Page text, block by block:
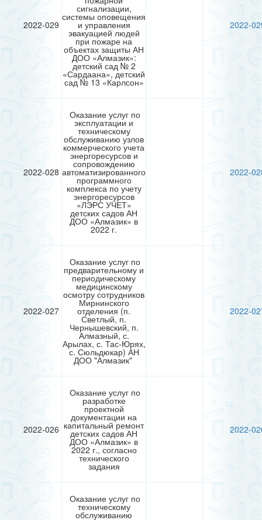
2022-029
сигнализации,
системы оповещения
и управления
эвакуацией людей
при пожаре на
объектах защиты АН
ДОО «Алмазик»:
детский сад № 2
«Сардаана», детский
сад № 13 «Карлсон»
2022-
2022-028
Оказание услуг по
эксплуатации и
техническому
обслуживанию узлов
коммерческого учета
энергоресурсов и
сопровождению
автоматизированного
программного
комплекса по учету
энергоресурсов
«ЛЭРС УЧЕТ»
детских садов АН
ДОО «Алмазик» в
2022 г.
2022-
2022-027
Оказание услуг по
предварительному и
периодическому
медицинскому
осмотру сотрудников
Мирнинского
отделения (п.
Светлый, п.
Чернышевский, п.
Алмазный, с.
Арылах, с. Тас-Юрях,
с. Сюльдюкар) АН
ДОО "Алмазик"
2022-
2022-026
Оказание услуг по
разработке
проектной
документации на
капитальный ремонт
детских садов АН
ДОО «Алмазик» в
2022 г., согласно
технического
задания
2022-
Оказание услуг по
техническому
обслуживанию